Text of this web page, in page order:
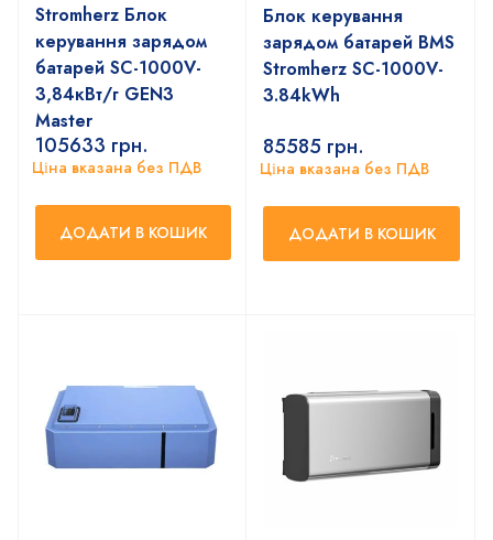
Stromherz Блок
керування зарядом
батарей SС-1000V-
3,84кВт/г GEN3
Master
105633 грн.
Ціна вказана без ПДВ
ДОДАТИ В КОШИК
Блок керування
зарядом батарей BMS
Stromherz SС-1000V-
3.84kWh
85585 грн.
Ціна вказана без ПДВ
ДОДАТИ В КОШИК